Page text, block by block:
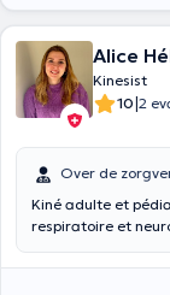
Alice
Kinesist
10|2
Over de
Kiné adulte et
respiratoire et